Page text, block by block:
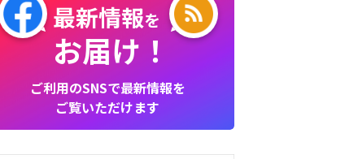
最新情報を
お届け！
ご利用のSNSで最新情報を
ご覧いただけます